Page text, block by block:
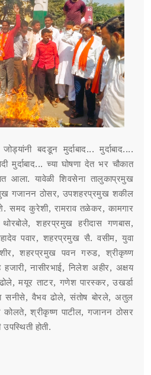
बदडून मुर्दाबाद... मुर्दाबाद....
मुर्दाबाद... च्या घोषणा देत भर चौकात
आला. यावेळी शिवसेना तालुकाप्रमुख
गजानन ठोसर, उपशहरप्रमुख शकील
समद कुरेशी, रामराव तळेकर, कामगार
शहरप्रमुख हरीदास गणबास,
पवार, शहरप्रमुख सै. वसीम, युवा
शहरप्रमुख पवन गरुड, श्रीकृष्ण
नासीरभाई, निलेश अहीर, अक्षय
मयूर ताटर, गणेश पारस्कर, उखर्डा
सनीसे, वैभव ढोले, संतोष बोरले, अतुल
श्रीकृष्ण पाटील, गजानन ठोसर
होती.